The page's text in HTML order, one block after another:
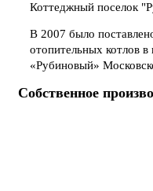
Коттеджный поселок
В 2007 было
отопительных котлов
«Рубиновый»
Собственное